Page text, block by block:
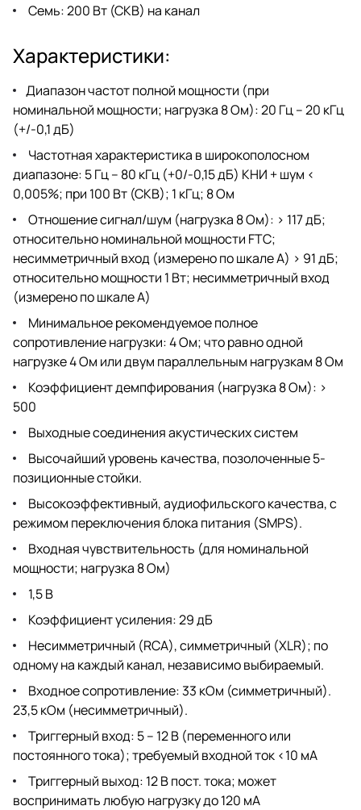
Семь: 200 Вт (СКВ) на канал
Характеристики:
Диапазон частот полной мощности (при
номинальной мощности; нагрузка 8 Ом): 20 Гц – 20 кГц
(+/-0,1 дБ)
Частотная характеристика в широкополосном
диапазоне: 5 Гц – 80 кГц (+0/-0,15 дБ) КНИ + шум <
0,005%; при 100 Вт (СКВ); 1 кГц; 8 Ом
Отношение сигнал/шум (нагрузка 8 Ом): > 117 дБ;
относительно номинальной мощности FTC;
несимметричный вход (измерено по шкале А) > 91 дБ;
относительно мощности 1 Вт; несимметричный вход
(измерено по шкале А)
Минимальное рекомендуемое полное
сопротивление нагрузки: 4 Ом; что равно одной
нагрузке 4 Ом или двум параллельным нагрузкам 8 Ом
Коэффициент демпфирования (нагрузка 8 Ом): >
500
Выходные соединения акустических систем
Высочайший уровень качества, позолоченные 5-
позиционные стойки.
Высокоэффективный, аудиофильского качества, с
режимом переключения блока питания (SMPS).
Входная чувствительность (для номинальной
мощности; нагрузка 8 Ом)
1,5 В
Коэффициент усиления: 29 дБ
Несимметричный (RCA), симметричный (XLR); по
одному на каждый канал, независимо выбираемый.
Входное сопротивление: 33 кОм (симметричный).
23,5 кОм (несимметричный).
Триггерный вход: 5 – 12 В (переменного или
постоянного тока); требуемый входной ток <10 мA
Триггерный выход: 12 В пост. тока; может
воспринимать любую нагрузку до 120 мА